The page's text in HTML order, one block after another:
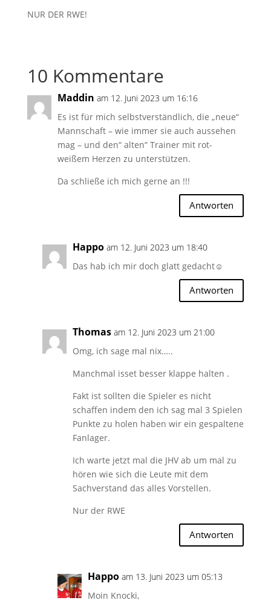
NUR DER RWE!
10 Kommentare
Maddin am 12. Juni 2023 um 16:16
Es ist für mich selbstverständlich, die „neue“
Mannschaft – wie immer sie auch aussehen
mag – und den“ alten“ Trainer mit rot-
weißem Herzen zu unterstützen.
Da schließe ich mich gerne an !!!
Antworten
Happo am 12. Juni 2023 um 18:40
Das hab ich mir doch glatt gedacht☺️
Antworten
Thomas am 12. Juni 2023 um 21:00
Omg, ich sage mal nix…..
Manchmal isset besser klappe halten .
Fakt ist sollten die Spieler es nicht
schaffen indem den ich sag mal 3 Spielen
Punkte zu holen haben wir ein gespaltene
Fanlager.
Ich warte jetzt mal die JHV ab um mal zu
hören wie sich die Leute mit dem
Sachverstand das alles Vorstellen.
Nur der RWE
Antworten
Happo am 13. Juni 2023 um 05:13
Moin Knocki,